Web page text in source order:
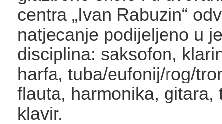
centra „Ivan Rabuzin“
natjecanje podijeljeno u
disciplina: saksofon,
harfa, tuba/eufonij/rog/
flauta, harmonika, gitara,
klavir.